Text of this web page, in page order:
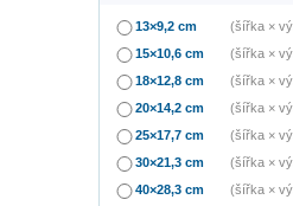
13×9,2 cm (šířka ×
15×10,6 cm
(šířka ×
18×12,8 cm
(šířka ×
20×14,2 cm
(šířka ×
25×17,7 cm
(šířka ×
30×21,3 cm
(šířka ×
40×28,3 cm
(šířka ×